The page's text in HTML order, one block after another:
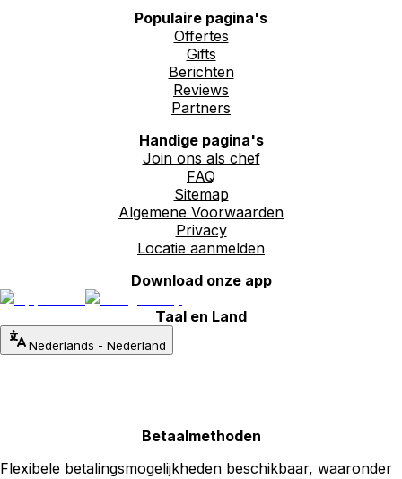
Populaire pagina's
Offertes
Gifts
Berichten
Reviews
Partners
Handige pagina's
Join ons als chef
FAQ
Sitemap
Algemene Voorwaarden
Privacy
Locatie aanmelden
Download onze app
Taal en Land
Nederlands - Nederland
Betaalmethoden
Flexibele betalingsmogelijkheden beschikbaar, waaronder